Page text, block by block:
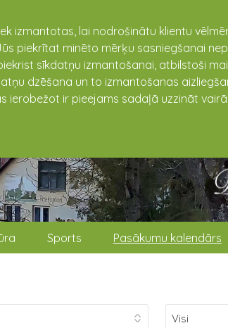
izmantotas, lai nodrošinātu klientu
piekrītat minēto mērķu sasniegšanai
sīkdatņu izmantošanai, atbilstoši
dzēšana un to izmantošanas
ierobežot ir pieejams sadaļā uzzināt
Sports Pasākumu kalendārs